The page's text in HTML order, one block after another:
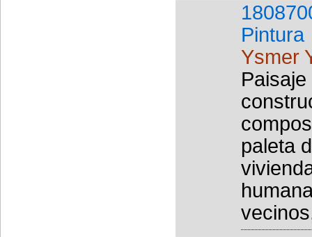
Pintura
Ysmer
paleta